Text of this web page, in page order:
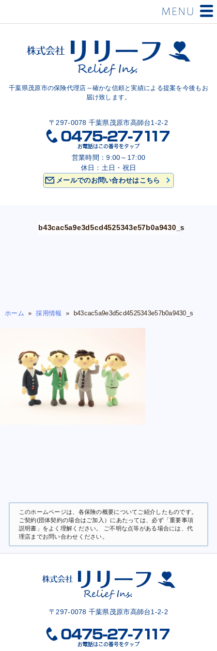
千葉県茂原市の保険代理店～確かな信頼と実績による提案を今後もお
届け致します。
〒297-0078 千葉県茂原市高師台1-2-2
営業時間：9:00～17:00
休日：土日・祝日
メールでのお問い合わせはこちら
b43cac5a9e3d5cd4525343e57b0a9430_s
ホーム »採用情報 » b43cac5a9e3d5cd4525343e57b0a9430_s
このホームページは、各保険の概要についてご紹介したものです。
ご契約(団体契約の場合はご加入）にあたっては、必ず「重要事項
説明書」をよく理解ください。 ご不明な点等がある場合には、代
理店までお問い合わせください。
〒297-0078 千葉県茂原市高師台1-2-2